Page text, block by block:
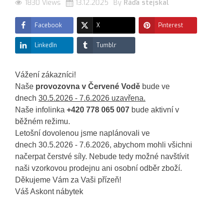
1830 Views 13.12.2025 By Ráďa stejskal
Facebook X Pinterest
LinkedIn Tumblr
Vážení zákazníci!
Naše provozovna v Červené Vodě bude ve
dnech 30.5.2026 - 7.6.2026 uzavřena.
Naše infolinka +420 778 065 007 bude aktivní v
běžném režimu.
Letošní dovolenou jsme naplánovali ve
dnech 30.5.2026 - 7.6.2026, abychom mohli všichni
načerpat čerstvé síly. Nebude tedy možné navštívit
naši vzorkovou prodejnu ani osobní odběr zboží.
Děkujeme Vám za Vaši přízeň!
Váš Askont nábytek